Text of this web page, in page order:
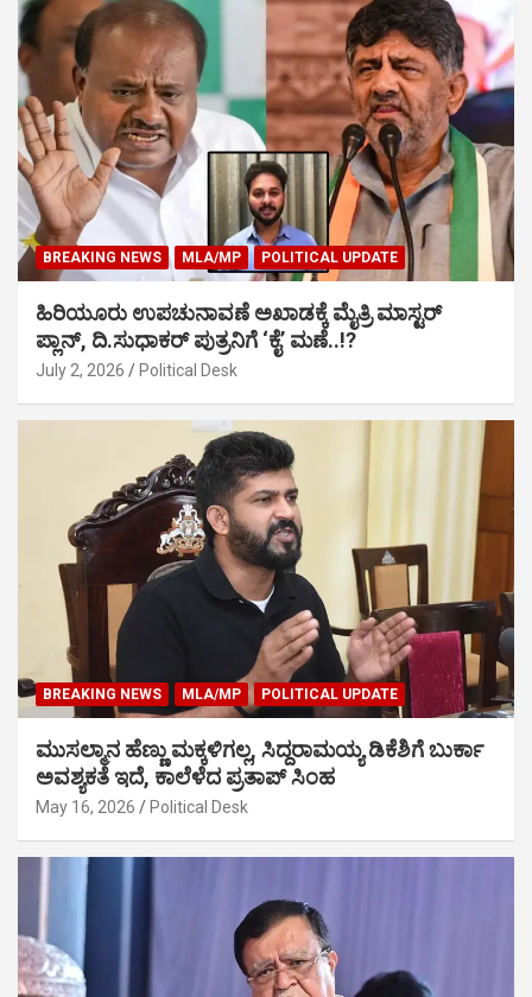
BREAKING NEWS MLA/MP POLITICAL UPDATE
ಹಿರಿಯೂರು ಉಪಚುನಾವಣೆ ಅಖಾಡಕ್ಕೆ ಮೈತ್ರಿ ಮಾಸ್ಟರ್
ಪ್ಲಾನ್, ದಿ.ಸುಧಾಕರ್ ಪುತ್ರನಿಗೆ ‘ಕೈ’ ಮಣೆ..!?
July 2, 2026 Political Desk
BREAKING NEWS MLA/MP POLITICAL UPDATE
ಮುಸಲ್ಮಾನ ಹೆಣ್ಣು ಮಕ್ಕಳಿಗಲ್ಲ, ಸಿದ್ದರಾಮಯ್ಯ ಡಿಕೆಶಿಗೆ ಬುರ್ಕಾ
ಅವಶ್ಯಕತೆ ಇದೆ, ಕಾಲೆಳೆದ ಪ್ರತಾಪ್ ಸಿಂಹ
May 16, 2026 Political Desk